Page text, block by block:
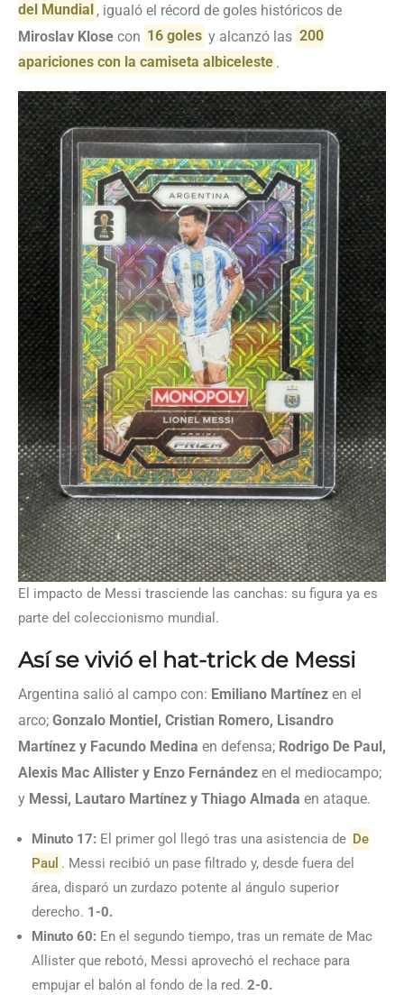
del Mundial , igualó el récord de goles históricos de
Miroslav Klose con 16 goles y alcanzó las 200
apariciones con la camiseta albiceleste .
El impacto de Messi trasciende las canchas: su figura ya es
parte del coleccionismo mundial.
Así se vivió el hat-trick de Messi
Argentina salió al campo con: Emiliano Martínez en el
arco; Gonzalo Montiel, Cristian Romero, Lisandro
Martínez y Facundo Medina en defensa; Rodrigo De Paul,
Alexis Mac Allister y Enzo Fernández en el mediocampo;
y Messi, Lautaro Martínez y Thiago Almada en ataque.
Minuto 17: El primer gol llegó tras una asistencia de De
Paul . Messi recibió un pase filtrado y, desde fuera del
área, disparó un zurdazo potente al ángulo superior
derecho. 1-0.
Minuto 60: En el segundo tiempo, tras un remate de Mac
Allister que rebotó, Messi aprovechó el rechace para
empujar el balón al fondo de la red. 2-0.